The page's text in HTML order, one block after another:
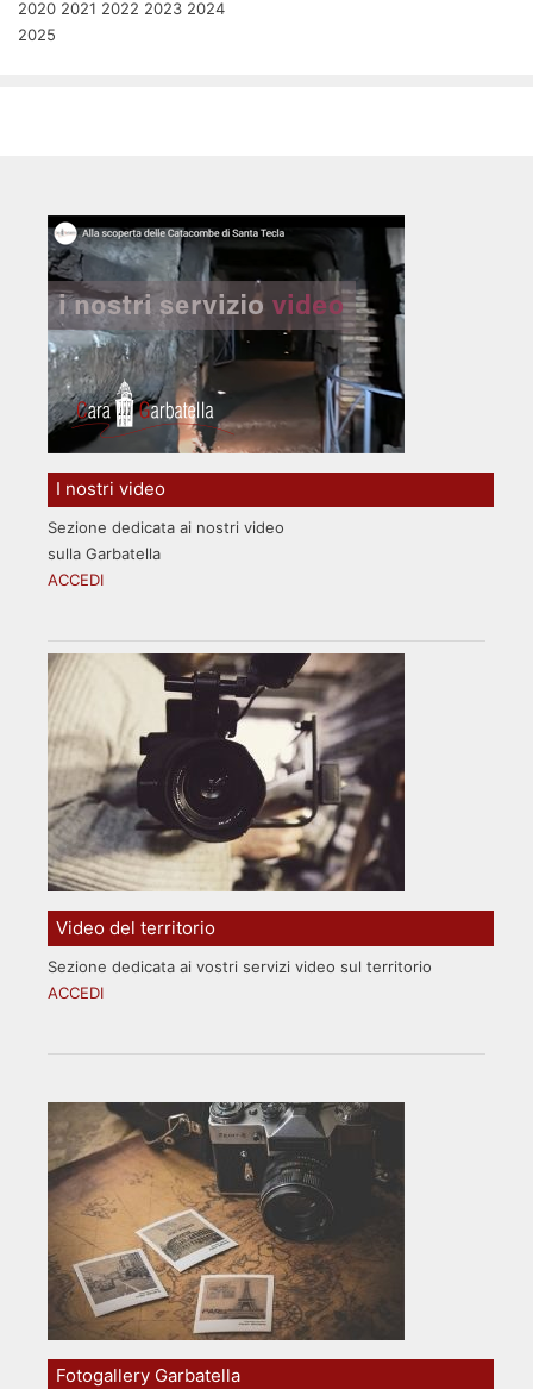
2020 2021 2022 2023 2024
2025
I nostri video
Sezione dedicata ai nostri video
sulla Garbatella
ACCEDI
Video del territorio
Sezione dedicata ai vostri servizi video sul territorio
ACCEDI
Fotogallery Garbatella